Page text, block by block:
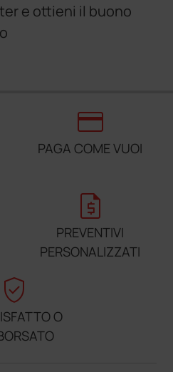
e ottieni il buono
credit_card
PAGA COME VUOI
request_quote
PREVENTIVI
PERSONALIZZATI
verified_user
O